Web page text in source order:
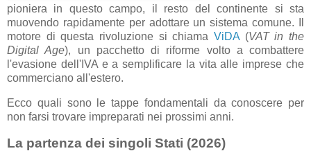
pioniera in questo campo, il resto del continente si sta
muovendo rapidamente per adottare un sistema comune. Il
motore di questa rivoluzione si chiama ViDA (VAT in the
Digital Age), un pacchetto di riforme volto a combattere
l'evasione dell'IVA e a semplificare la vita alle imprese che
commerciano all'estero.
Ecco quali sono le tappe fondamentali da conoscere per
non farsi trovare impreparati nei prossimi anni.
La partenza dei singoli Stati (2026)